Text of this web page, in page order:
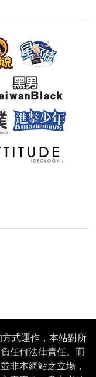
式運作，本站對所
任何法律責任。而
非本網站之立場，